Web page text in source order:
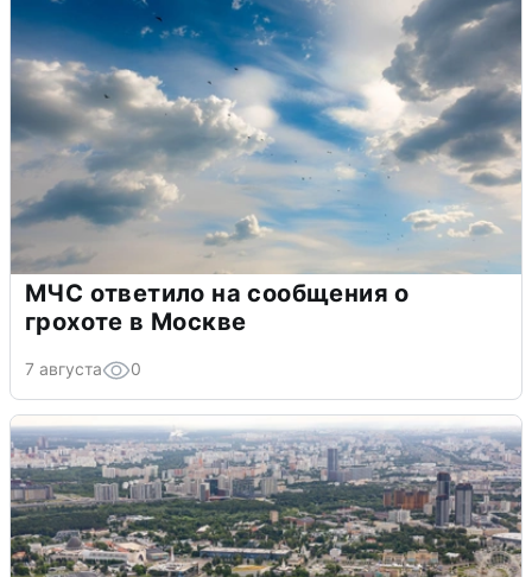
МЧС ответило на сообщения о
грохоте в Москве
7 августа 0